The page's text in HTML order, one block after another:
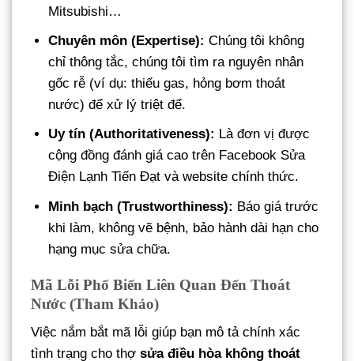
Mitsubishi…
Chuyên môn (Expertise): Chúng tôi không
chỉ thông tắc, chúng tôi tìm ra nguyên nhân
gốc rễ (ví dụ: thiếu gas, hỏng bơm thoát
nước) để xử lý triệt để.
Uy tín (Authoritativeness): Là đơn vị được
cộng đồng đánh giá cao trên Facebook Sửa
Điện Lạnh Tiến Đạt và website chính thức.
Minh bạch (Trustworthiness): Báo giá trước
khi làm, không vẽ bệnh, bảo hành dài hạn cho
hạng mục sửa chữa.
Mã Lỗi Phổ Biến Liên Quan Đến Thoát
Nước (Tham Khảo)
Việc nắm bắt mã lỗi giúp bạn mô tả chính xác
tình trạng cho thợ sửa điều hòa không thoát